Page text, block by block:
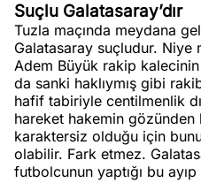
Suçlu Galatasaray’dır
Tuzla maçında meydana
Galatasaray suçludur. Niye
Adem Büyük rakip
da sanki haklıymış gibi
hafif tabiriyle centilmenlik
hareket hakemin gözünden
karaktersiz olduğu için
olabilir. Fark etmez.
futbolcunun yaptığı bu